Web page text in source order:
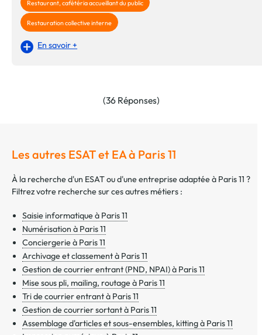
Restaurant, cafétéria accueillant du public
Restauration collective interne
En savoir +
(36 Réponses)
Les autres ESAT et EA à Paris 11
À la recherche d'un ESAT ou d'une entreprise adaptée à Paris 11 ?
Filtrez votre recherche sur ces autres métiers :
Saisie informatique à Paris 11
Numérisation à Paris 11
Conciergerie à Paris 11
Archivage et classement à Paris 11
Gestion de courrier entrant (PND, NPAI) à Paris 11
Mise sous pli, mailing, routage à Paris 11
Tri de courrier entrant à Paris 11
Gestion de courrier sortant à Paris 11
Assemblage d'articles et sous-ensembles, kitting à Paris 11